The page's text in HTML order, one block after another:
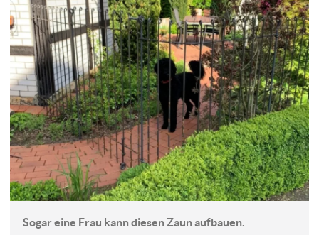
Sogar eine Frau kann diesen Zaun aufbauen.